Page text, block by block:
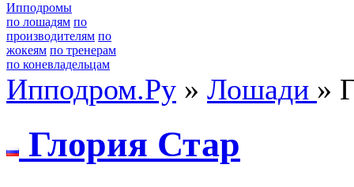
Ипподромы
по лошадям по
производителям по
жокеям по тренерам
по коневладельцам
Ипподром.Ру » Лошади »
Глoрия Стар